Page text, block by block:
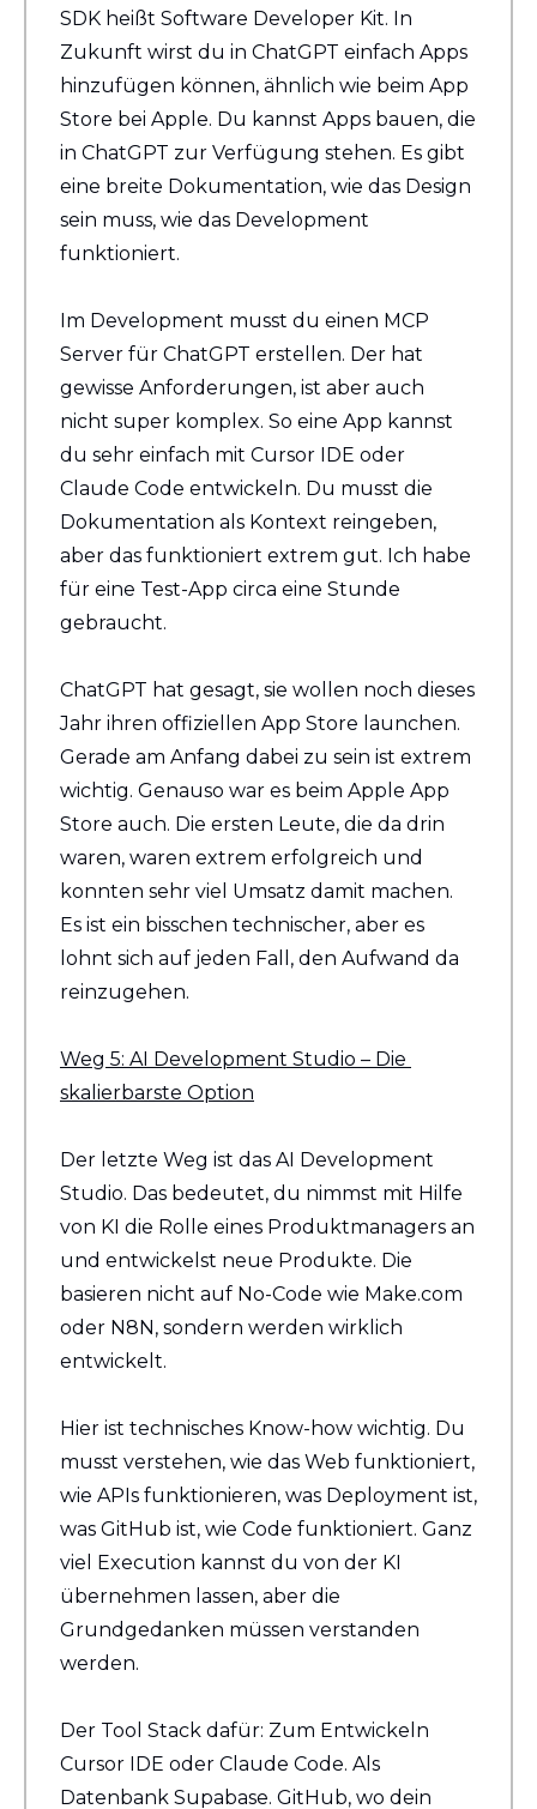
SDK heißt Software Developer Kit. In
Zukunft wirst du in ChatGPT einfach Apps
hinzufügen können, ähnlich wie beim App
Store bei Apple. Du kannst Apps bauen, die
in ChatGPT zur Verfügung stehen. Es gibt
eine breite Dokumentation, wie das Design
sein muss, wie das Development
funktioniert.
Im Development musst du einen MCP
Server für ChatGPT erstellen. Der hat
gewisse Anforderungen, ist aber auch
nicht super komplex. So eine App kannst
du sehr einfach mit Cursor IDE oder
Claude Code entwickeln. Du musst die
Dokumentation als Kontext reingeben,
aber das funktioniert extrem gut. Ich habe
für eine Test-App circa eine Stunde
gebraucht.
ChatGPT hat gesagt, sie wollen noch dieses
Jahr ihren offiziellen App Store launchen.
Gerade am Anfang dabei zu sein ist extrem
wichtig. Genauso war es beim Apple App
Store auch. Die ersten Leute, die da drin
waren, waren extrem erfolgreich und
konnten sehr viel Umsatz damit machen.
Es ist ein bisschen technischer, aber es
lohnt sich auf jeden Fall, den Aufwand da
reinzugehen.
Weg 5: AI Development Studio – Die
skalierbarste Option
Der letzte Weg ist das AI Development
Studio. Das bedeutet, du nimmst mit Hilfe
von KI die Rolle eines Produktmanagers an
und entwickelst neue Produkte. Die
basieren nicht auf No-Code wie Make.com
oder N8N, sondern werden wirklich
entwickelt.
Hier ist technisches Know-how wichtig. Du
musst verstehen, wie das Web funktioniert,
wie APIs funktionieren, was Deployment ist,
was GitHub ist, wie Code funktioniert. Ganz
viel Execution kannst du von der KI
übernehmen lassen, aber die
Grundgedanken müssen verstanden
werden.
Der Tool Stack dafür: Zum Entwickeln
Cursor IDE oder Claude Code. Als
Datenbank Supabase. GitHub, wo dein